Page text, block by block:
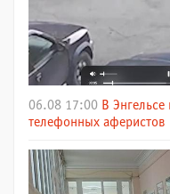
06.08 17:00 В
телефонных аферистов